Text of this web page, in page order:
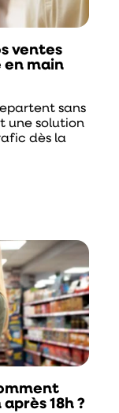
ventes
en main
sans
une solution
dès la
18h ?